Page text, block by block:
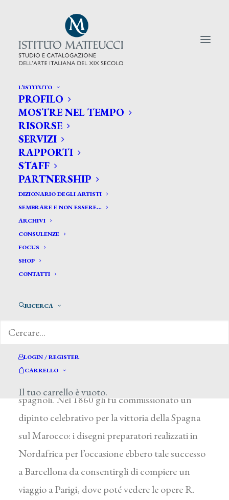
L’ISTITUTO
PROFILO
MOSTRE NEL TEMPO
RISORSE
SERVIZI
RAPPORTI
STAFF
PARTNERSHIP
DIZIONARIO DEGLI ARTISTI
SEMBRARE E NON ESSERE…
ARCHIVI
CONSULENZE
FOCUS
SHOP
CONTATTI
RICERCA
LOGIN / REGISTER
CARRELLO
Il tuo carrello è vuoto.
CERCA TRA GLI ARTISTI:
Search
for:
Fortuny Y Carbò Mariano José*
FORTUNY Y CARBÓ MARIANO JOSÉ
A Barcellona frequentò lo studio dello scultore
città italiana divenne presto, insieme al Caffè
spagnoli. Nel 1860 gli fu commissionato un
dipinto celebrativo per la vittoria della Spagna
sul Marocco: i disegni preparatori realizzati in
Nordafrica per l’occasione ebbero tale successo
a Barcellona da consentirgli di compiere un
viaggio a Parigi, dove poté vedere le opere R.